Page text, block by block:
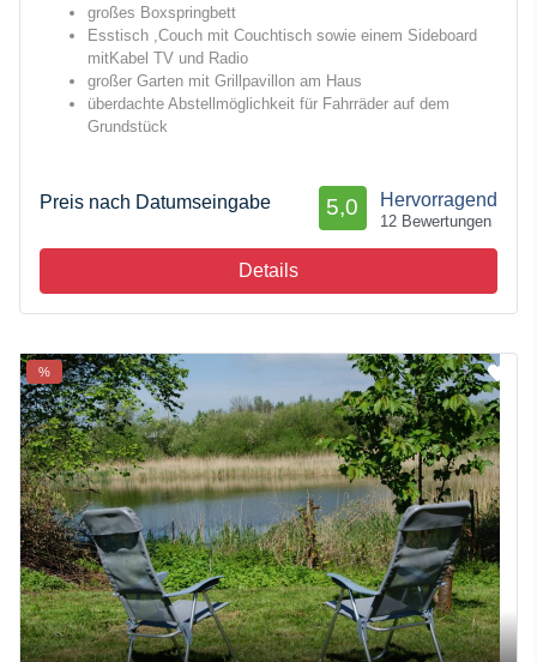
großes Boxspringbett
Esstisch ,Couch mit Couchtisch sowie einem Sideboard
mitKabel TV und Radio
großer Garten mit Grillpavillon am Haus
überdachte Abstellmöglichkeit für Fahrräder auf dem
Grundstück
Preis nach Datumseingabe Hervorragend
5,0
12 Bewertungen
Details
%